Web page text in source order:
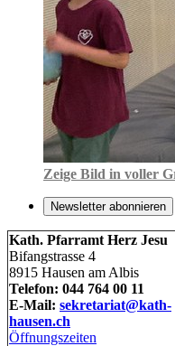
Zeige Bild in voller
Newsletter abonnieren
Kath. Pfarramt Herz Jesu
Bifangstrasse 4
8915 Hausen am Albis
Telefon: 044 764 00 11
E-Mail: sekretariat@kath-
hausen.ch
Öffnungszeiten